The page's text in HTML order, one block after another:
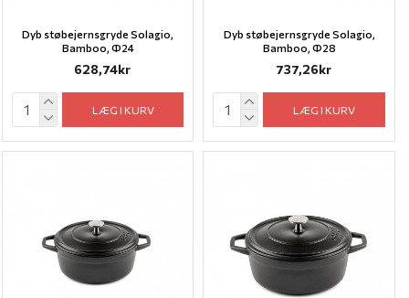
Dyb støbejernsgryde Solagio,
Bamboo, Ф24
628,74kr
LÆG I KURV
Dyb støbejernsgryde Solagio,
Bamboo, Ф28
737,26kr
LÆG I KURV